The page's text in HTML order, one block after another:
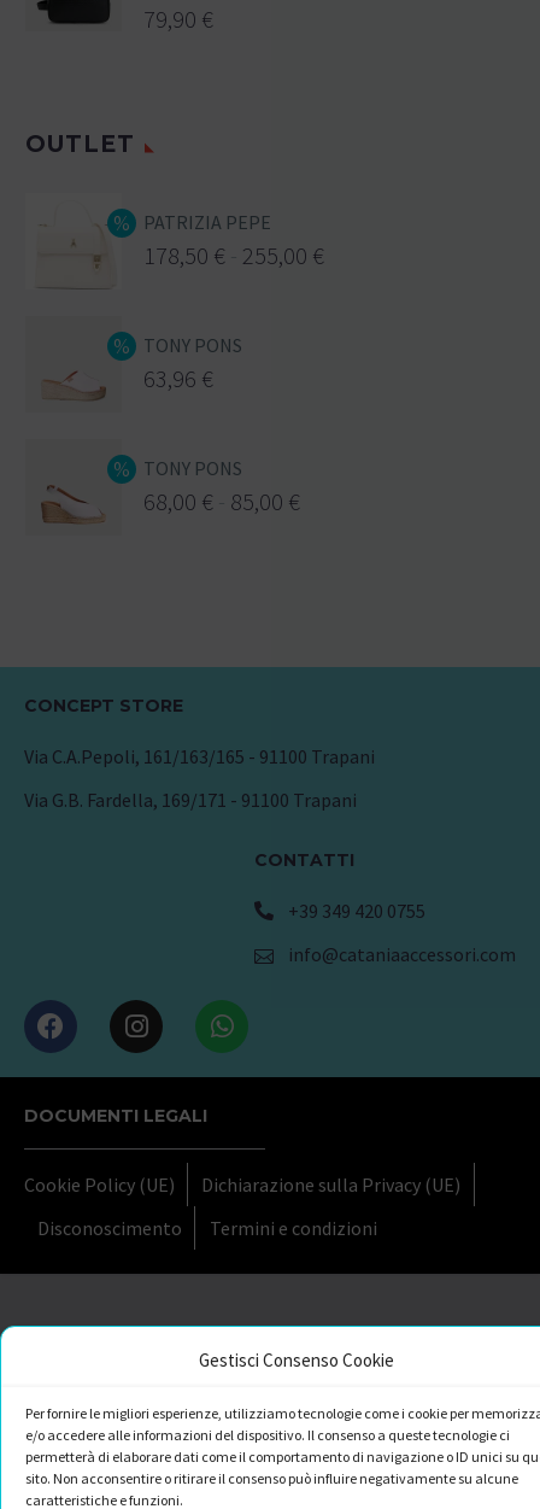
Gestisci Consenso Cookie
Per fornire le migliori esperienze, utilizziamo tecnologie come i cookie per
e/o accedere alle informazioni del dispositivo. Il consenso a queste tecnologie ci
permetterà di elaborare dati come il comportamento di navigazione o ID unici su
sito. Non acconsentire o ritirare il consenso può influire negativamente su alcune
caratteristiche e funzioni.
79,90 €
OUTLET
PATRIZIA PEPE
178,50 € 255,00 €
TONY PONS
63,96 €
TONY PONS
68,00 € 85,00 €
CONCEPT STORE
Via C.A.Pepoli, 161/163/165 - 91100 Trapani
Via G.B. Fardella, 169/171 - 91100 Trapani
CONTATTI
+39 349 420 0755
info@cataniaaccessori.com
DOCUMENTI LEGALI
Cookie Policy (UE)
Dichiarazione sulla Privacy (UE)
Disconoscimento
Termini e condizioni